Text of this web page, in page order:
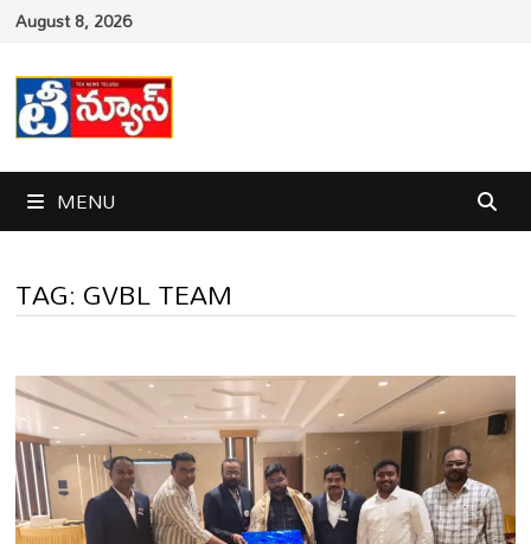
Skip
content
August 8, 2026
MENU
TAG:GVBL TEAM